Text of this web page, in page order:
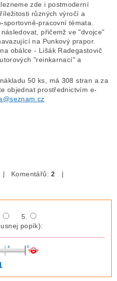
zde i postmoderní
různých výročí a
sportovně-pracovní témata.
přičemž ve "dvojce"
na Punkový prapor.
obálce - Lišák Radegastovič
"reinkarnací" a
50 ks, má 308 stran a za
objednat prostřednictvím e-
| Komentářů:2 |
5.
popík):